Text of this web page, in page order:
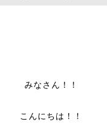
みなさん！！
こんにちは！！